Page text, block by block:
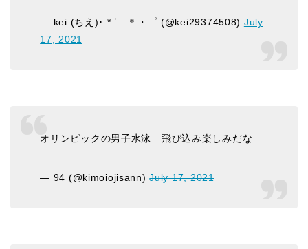
— kei (ちえ)･:* ᐝ .:＊・゜ (@kei29374508) July
17, 2021
オリンピックの男子水泳 飛び込み楽しみだな
— 94 (@kimoiojisann)July 17, 2021